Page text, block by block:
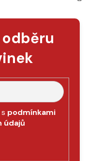
podmínkami
údajů